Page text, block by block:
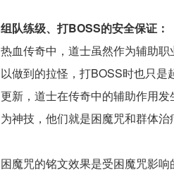
组队练级、打BOSS的安全保证：
热血传奇中，道士虽然作为辅助
以做到的拉怪，打BOSS时也只
更新，道士在传奇中的辅助作用
为神技，他们就是困魔咒和群体治
困魔咒的铭文效果是受困魔咒影